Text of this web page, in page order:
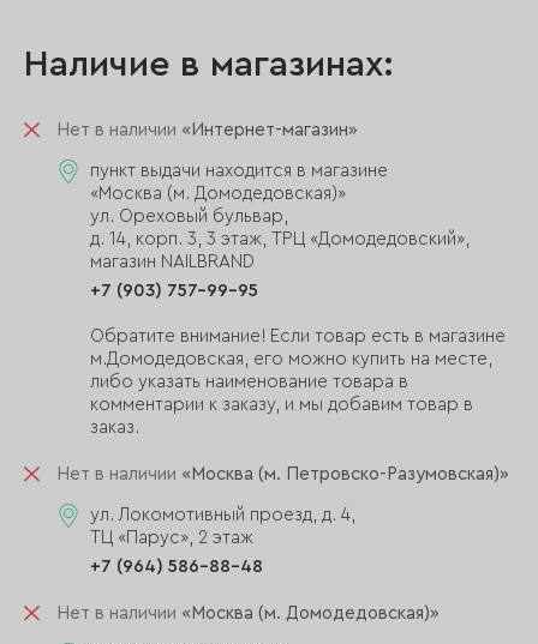
Наличие в магазинах:
Нет в наличии «Интернет-магазин»
пункт выдачи находится в магазине
«Москва (м. Домодедовская)»
ул. Ореховый бульвар,
д. 14, корп. 3, 3 этаж, ТРЦ «Домодедовский»,
магазин NAILBRAND
+7 (903) 757-99-95
Обратите внимание! Если товар есть в магазине
м.Домодедовская, его можно купить на месте,
либо указать наименование товара в
комментарии к заказу, и мы добавим товар в
заказ.
Нет в наличии «Москва (м. Петровско-Разумовская)»
ул. Локомотивный проезд, д. 4,
ТЦ «Парус», 2 этаж
+7 (964) 586-88-48
Нет в наличии «Москва (м. Домодедовская)»